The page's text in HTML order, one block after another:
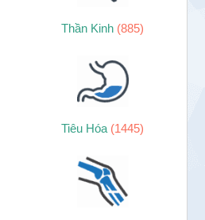
Thần Kinh (885)
Tiêu Hóa (1445)